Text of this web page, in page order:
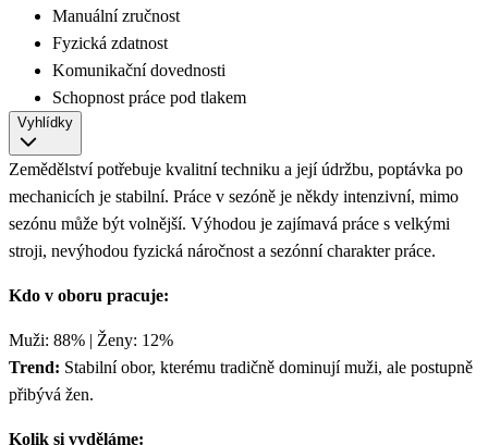
Manuální zručnost
Fyzická zdatnost
Komunikační dovednosti
Schopnost práce pod tlakem
Vyhlídky
Zemědělství potřebuje kvalitní techniku a její údržbu, poptávka po
mechanicích je stabilní. Práce v sezóně je někdy intenzivní, mimo
sezónu může být volnější. Výhodou je zajímavá práce s velkými
stroji, nevýhodou fyzická náročnost a sezónní charakter práce.
Kdo v oboru pracuje:
Muži: 88% | Ženy: 12%
Trend: Stabilní obor, kterému tradičně dominují muži, ale postupně
přibývá žen.
Kolik si vyděláme: